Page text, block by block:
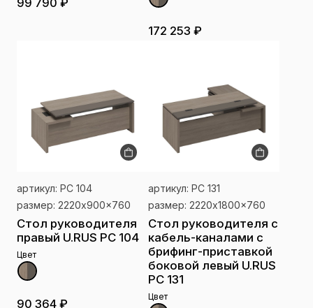
99 790 ₽
172 253 ₽
артикул: РС 104
размер: 2220x900x760
Стол руководителя
правый U.RUS РС 104
Цвет
90 364 ₽
артикул: РС 131
размер: 2220x1800x760
Стол руководителя с
кабель-каналами с
брифинг-приставкой
боковой левый U.RUS
РС 131
Цвет